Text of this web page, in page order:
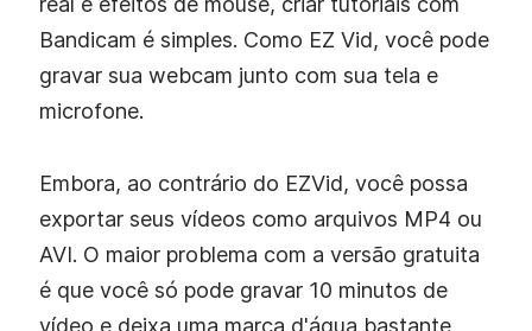
Bandicam é simples. Como EZ Vid, você pode
gravar sua webcam junto com sua tela e
microfone.
Embora, ao contrário do EZVid, você possa
exportar seus vídeos como arquivos MP4 ou
AVI. O maior problema com a versão gratuita
é que você só pode gravar 10 minutos de
vídeo e deixa uma marca d'água bastante